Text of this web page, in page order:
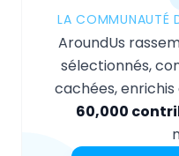
LA COMMUNAUTÉ
AroundUs
sélectionnés,
cachées,
60,000